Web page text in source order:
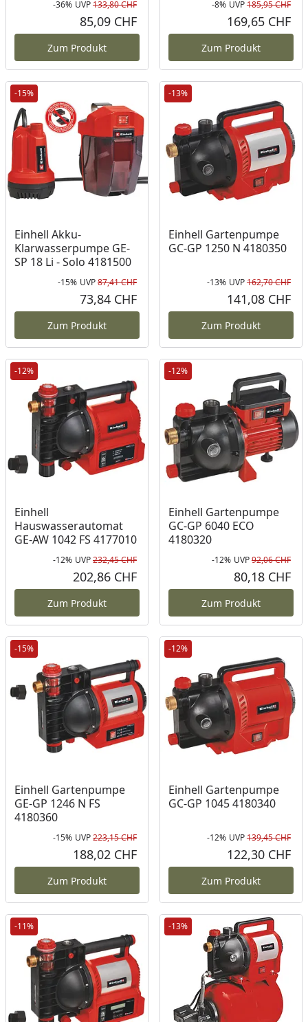
Rabatt in Prozent
-36%
Ursprünglicher Preis
UVP133,80 CHF
85,09 CHF
Zum Produkt
-8% UVP185,95 CHF
169,65 CHF
Zum Produkt
-15%
Einhell Akku-
Klarwasserpumpe GE-
SP 18 Li - Solo 4181500
Rabatt in Prozent
-15%
Ursprünglicher Preis
UVP87,41 CHF
73,84 CHF
Zum Produkt
-13%
Einhell Gartenpumpe
GC-GP 1250 N 4180350
-13% UVP162,70 CHF
141,08 CHF
Zum Produkt
-12%
Einhell
Hauswasserautomat
GE-AW 1042 FS 4177010
Rabatt in Prozent
-12%
Ursprünglicher Preis
UVP232,45 CHF
202,86 CHF
Zum Produkt
-12%
Einhell Gartenpumpe
GC-GP 6040 ECO
4180320
-12% UVP92,06 CHF
80,18 CHF
Zum Produkt
-15%
Einhell Gartenpumpe
GE-GP 1246 N FS
4180360
Rabatt in Prozent
-15%
Ursprünglicher Preis
UVP223,15 CHF
188,02 CHF
Zum Produkt
-12%
Einhell Gartenpumpe
GC-GP 1045 4180340
-12% UVP139,45 CHF
122,30 CHF
Zum Produkt
-11% -13%